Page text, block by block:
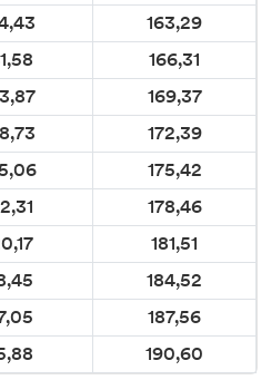
163,29
166,31
169,37
172,39
175,42
178,46
181,51
184,52
187,56
190,60